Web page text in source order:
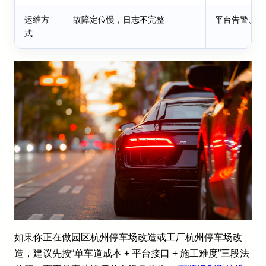
运维方
式
故障定位慢，日志不完整 平台告警、
如果你正在做园区杭州停车场改造或工厂杭州停车场改
造，建议先按“单车道成本 + 平台接口 + 施工难度”三段法